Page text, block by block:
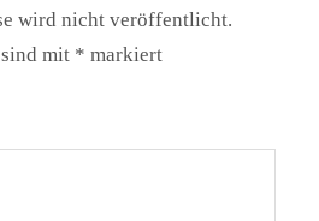
wird nicht veröffentlicht.
mit * markiert